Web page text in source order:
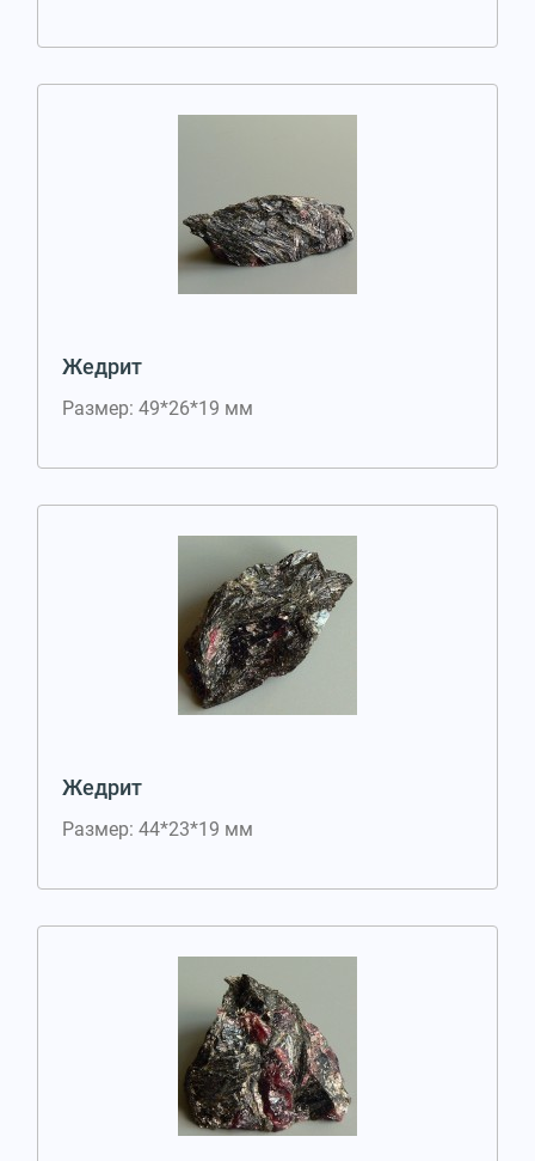
Жедрит
Размер: 49*26*19 мм
Жедрит
Размер: 44*23*19 мм